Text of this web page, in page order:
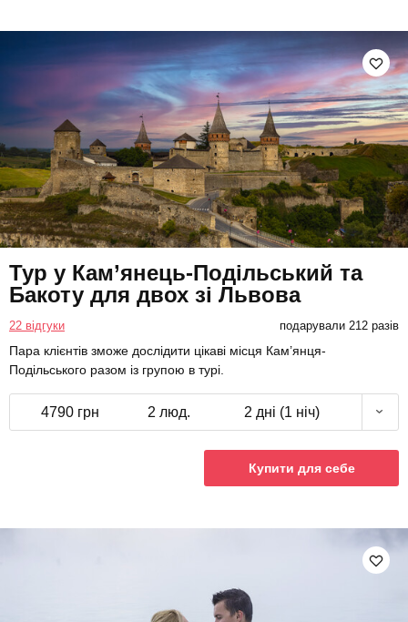
Тур у Кам’янець-Подільський та
Бакоту для двох зі Львова
22 відгуки подарували 212 разів
Пара клієнтів зможе дослідити цікаві місця Кам’янця-
Подільського разом із групою в турі.
4790 грн 2 люд. 2 дні (1 ніч)
Купити для себе